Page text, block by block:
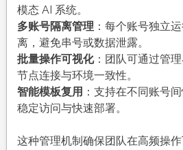
模态 AI 系统。
多账号隔离管理 ：每个账号独立
离，避免串号或数据泄露。
批量操作可视化：团队可通过管理
节点连接与环境一致性。
智能模板复用 ：支持在不同账号
稳定访问与快速部署。
这种管理机制确保团队在高频操